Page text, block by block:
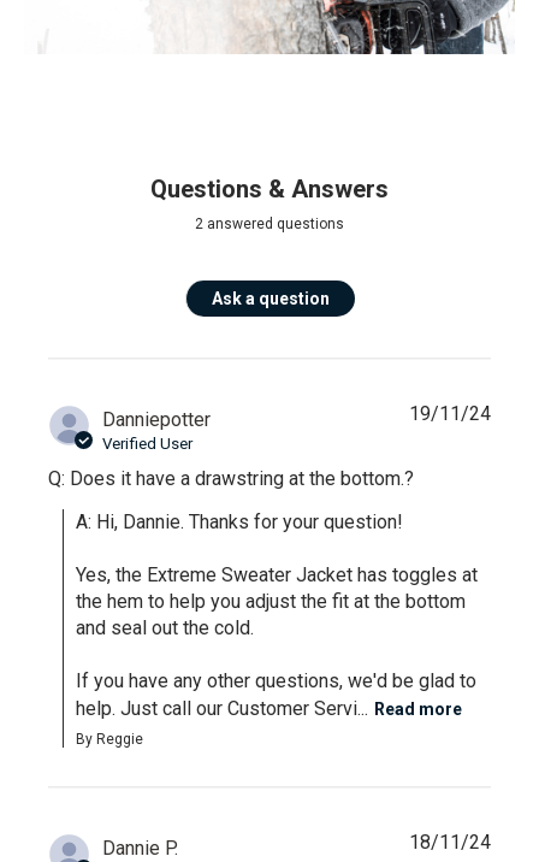
Questions & Answers
2 answered questions
Ask a question
Danniepotter
Verified User
Q: Does it have a drawstring at the bottom.?
A: Hi, Dannie. Thanks for your question!
Yes, the Extreme Sweater Jacket has toggles at
the hem to help you adjust the fit at the bottom
and seal out the cold.
If you have any other questions, we'd be glad to
help. Just call our Customer Servi... Read more
By Reggie
19/11/24
Dannie P. 18/11/24